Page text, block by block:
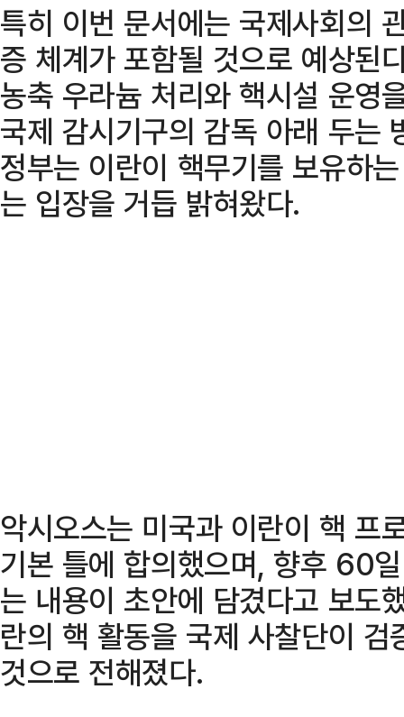
특히 이번 문서에는 국제사회의
증 체계가 포함될 것으로 예상된
농축 우라늄 처리와 핵시설 운영
국제 감시기구의 감독 아래 두는
정부는 이란이 핵무기를 보유하
는 입장을 거듭 밝혀왔다.
악시오스는 미국과 이란이 핵 프
기본 틀에 합의했으며, 향후 60
는 내용이 초안에 담겼다고 보도
란의 핵 활동을 국제 사찰단이
것으로 전해졌다.